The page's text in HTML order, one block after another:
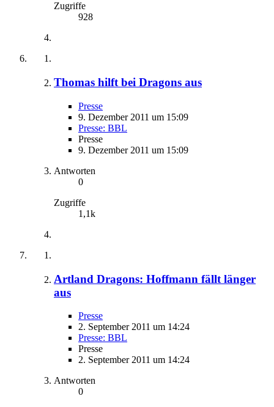
Zugriffe
928
Thomas hilft bei Dragons aus
Presse
9. Dezember 2011 um 15:09
Presse: BBL
Presse
9. Dezember 2011 um 15:09
Antworten
0
Zugriffe
1,1k
Artland Dragons: Hoffmann fällt länger
aus
Presse
2. September 2011 um 14:24
Presse: BBL
Presse
2. September 2011 um 14:24
Antworten
0